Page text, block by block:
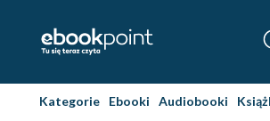
Kategorie Ebooki Audiobooki